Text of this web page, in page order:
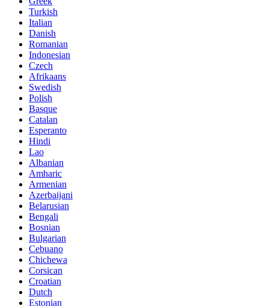
Turkish
Italian
Danish
Romanian
Indonesian
Czech
Afrikaans
Swedish
Polish
Basque
Catalan
Esperanto
Hindi
Lao
Albanian
Amharic
Armenian
Azerbaijani
Belarusian
Bengali
Bosnian
Bulgarian
Cebuano
Chichewa
Corsican
Croatian
Dutch
Estonian